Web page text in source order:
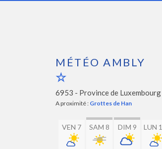
MÉTÉO AMBLY
6953 - Province de Luxembourg
A proximité : Grottes de Han
VEN 7 SAM 8 DIM 9 LUN